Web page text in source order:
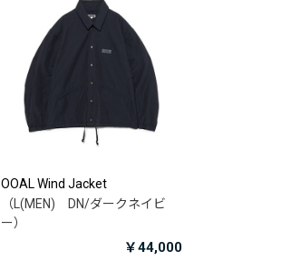
OOAL Wind Jacket
（L(MEN) DN/ダークネイビ
ー）
￥44,000